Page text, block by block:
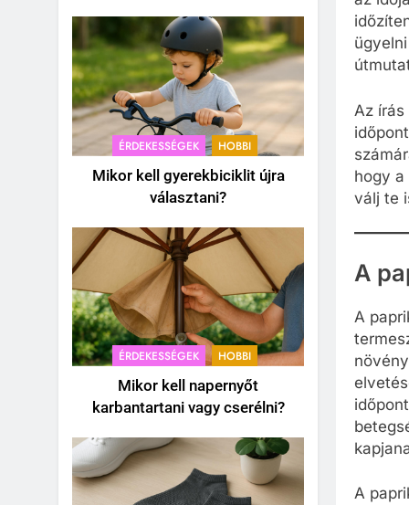
ÉRDEKESSÉGEK HOBBI
Mikor kell gyerekbiciklit újra
választani?
ÉRDEKESSÉGEK HOBBI
Mikor kell napernyőt
karbantartani vagy cserélni?
Az
hogy a
válj te
A
A
A